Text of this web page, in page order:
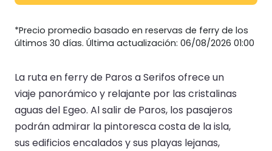
*Precio promedio basado en reservas de ferry de los
últimos 30 días. Última actualización: 06/08/2026 01:00
La ruta en ferry de Paros a Serifos ofrece un
viaje panorámico y relajante por las cristalinas
aguas del Egeo. Al salir de Paros, los pasajeros
podrán admirar la pintoresca costa de la isla,
sus edificios encalados y sus playas lejanas,